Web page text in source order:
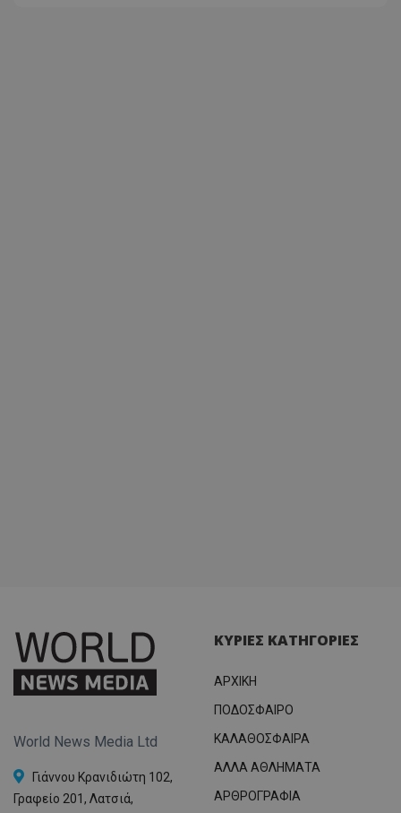
World News Media Ltd
Γιάννου Κρανιδιώτη 102,
Γραφείο 201, Λατσιά,
ΚΥΡΙΕΣ ΚΑΤΗΓΟΡΙΕΣ
ΑΡΧΙΚΗ
ΠΟΔΟΣΦΑΙΡΟ
ΚΑΛΑΘΟΣΦΑΙΡΑ
ΑΛΛΑ ΑΘΛΗΜΑΤΑ
ΑΡΘΡΟΓΡΑΦΙΑ